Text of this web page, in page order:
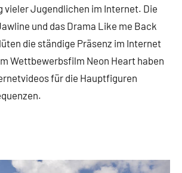
vieler Jugendlichen im Internet. Die
und das Drama Like me Back
die ständige Präsenz im Internet
Wettbewerbsfilm Neon Heart haben
für die Hauptfiguren